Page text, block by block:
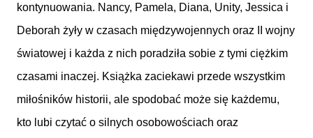
kontynuowania. Nancy, Pamela, Diana, Unity, Jessica i
Deborah żyły w czasach międzywojennych oraz II wojny
światowej i każda z nich poradziła sobie z tymi ciężkim
czasami inaczej. Książka zaciekawi przede wszystkim
miłośników historii, ale spodobać może się każdemu,
kto lubi czytać o silnych osobowościach oraz